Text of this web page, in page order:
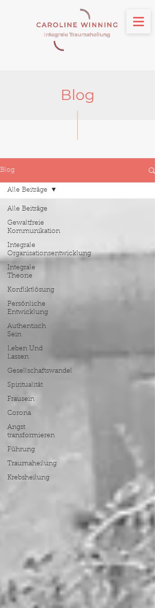
Blog
Blog
Alle Beiträge
Gewaltfreie
Kommunikation
Integrale
Organisationsentwicklung
Integrale
Theorie
Konfliktlösung
Persönliche
Entwicklung
Authentisch
Sein
Leben Und
Lassen
Gesellschaftswandel
Spiritualität
Frausein
Corona
Angst
transformieren
Führung
Traumaheilung
Krebsheilung
Alle Beiträge